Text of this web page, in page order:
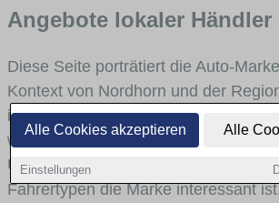
Alle Cookies akzeptieren Alle
Einstellungen
Angebote lokaler Händler
Diese Seite porträtiert die Auto-
Kontext von Nordhorn und der
in welchen Fahrzeugklassen Saab
welche Modellreihen häufig im Stadt-
Umlandverkehr zu sehen sind und
Fahrertypen die Marke interessant